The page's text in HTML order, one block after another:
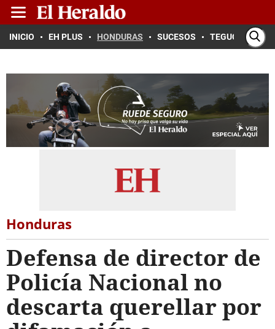
INICIO EH PLUS HONDURAS SUCESOS TEGUCIGALPA
Honduras
Defensa de director de
Policía Nacional no
descarta querellar por